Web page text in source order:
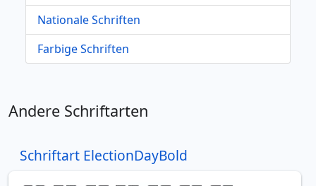
Nationale Schriften
Farbige Schriften
Andere Schriftarten
Schriftart ElectionDayBold